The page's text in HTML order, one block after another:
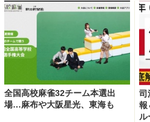
全国高校麻雀32チーム本選出
場…麻布や大阪星光、東海も
司
報
ル